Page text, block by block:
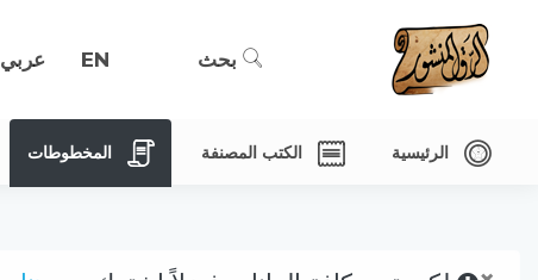
بحث EN عربي
الرئيسية الكتب المصنفة المخطوطات